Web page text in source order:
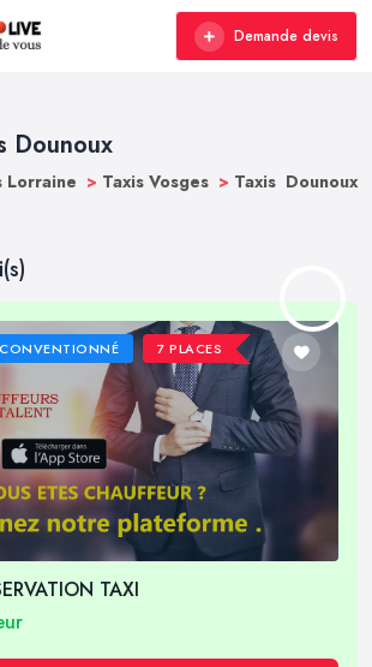
Demande devis
Dounoux
Lorraine > Taxis Vosges > Taxis Dounoux
7 PLACES
TAXI